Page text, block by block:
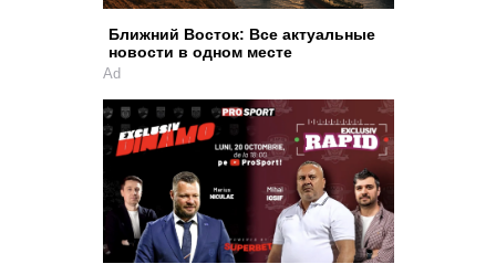
Ближний Восток: Все актуальные
новости в одном месте
Ad